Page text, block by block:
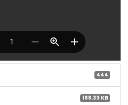
444
188.33 KB